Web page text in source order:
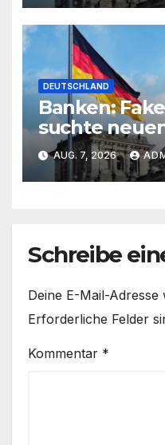
DEUTSCHLAND
Banken:
suchte
Bank
AUG. 7, 2026
Schreibe
Deine E-Mail-
Erforderliche Felder
Kommentar *